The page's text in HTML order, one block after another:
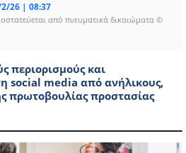
26 | 08:37
από πνευματικά δικαιώματα ©
περιορισμούς και
social media από ανήλικους,
πρωτοβουλίας προστασίας